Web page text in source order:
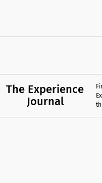
The Experience
Journal